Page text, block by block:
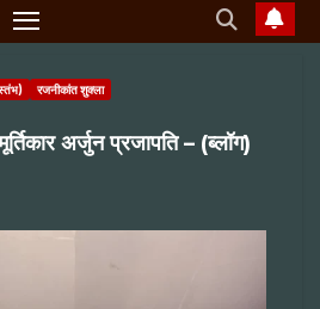
स्तंभ) रजनीकांत शुक्ला
अर्जुन प्रजापति – (ब्लॉग)